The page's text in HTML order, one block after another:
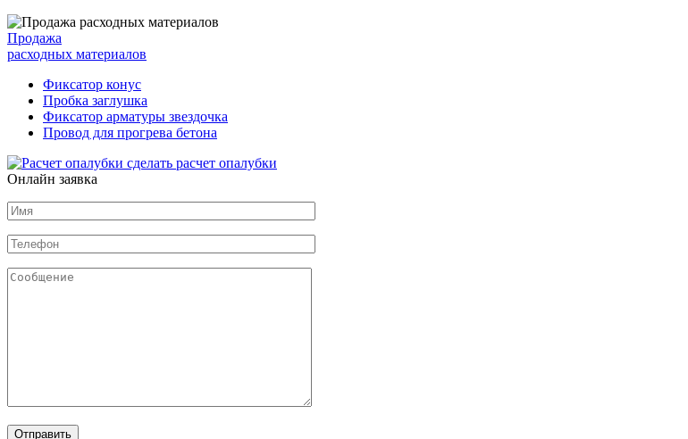
Продажа
расходных материалов
Фиксатор конус
Пробка заглушка
Фиксатор арматуры звездочка
Провод для прогрева бетона
сделать расчет опалубки
Онлайн заявка